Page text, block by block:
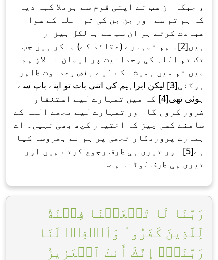
، جبکہ ان سب نے اپنی قوم سے برملا کہہ دیا
کہ ہم تم سے اور جن جن کی تم اللہ کے سوا
عبادت کرتے ہو ان سب سے بالکل بیزار
ہیں[2]۔ ہم تمہارے (عقائد کے) منکر ہیں جب
تک تم اللہ کی وحدانیت پر ایمان نہ ﻻؤ ہم
میں تم میں ہمیشہ کے لیے بغض وعداوت ﻇاہر
ہوگئی[3] لیکن ابراہیم کی اتنی بات تو اپنے باپ سے
ہوئی تھی[4] کہ میں تمہارے لیے استغفار
ضرور کروں گا اور تمہارے لیے مجھے اللہ کے
سامنے کسی چیز کا اختیار کچھ بھی نہیں۔ اے
ہمارے پروردگار تجھی پر ہم نے بھروسہ کیا
ہے[5] اور تیری ہی طرف رجوع کرتے ہیں اور
تیری ہی طرف لوٹنا ہے.
رَبَّنَا لَا تَجۡعَلۡنَا فِتۡنَةٗ
لِّلَّذِينَ كَفَرُواْ وَٱغۡفِرۡ لَنَا
رَبَّنَآۖ إِنَّكَ أَنتَ ٱلۡعَزِيزُ